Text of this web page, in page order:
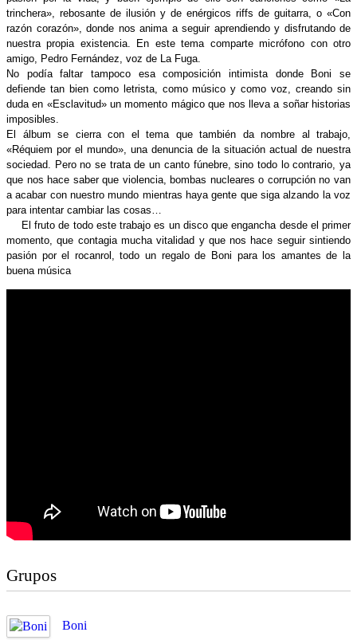
trinchera», rebosante de ilusión y de enérgicos riffs de guitarra, o «Con
razón corazón», donde nos anima a seguir aprendiendo y disfrutando de
nuestra propia existencia. En este tema comparte micrófono con otro
amigo, Pedro Fernández, voz de La Fuga.
No podía faltar tampoco esa composición intimista donde Boni se
defiende tan bien como letrista, como músico y como voz, creando sin
duda en «Esclavitud» un momento mágico que nos lleva a soñar historias
imposibles.
El álbum se cierra con el tema que también da nombre al trabajo,
«Réquiem por el mundo», una denuncia de la situación actual de nuestra
sociedad. Pero no se trata de un canto fúnebre, sino todo lo contrario, ya
que nos hace saber que violencia, bombas nucleares o corrupción no van
a acabar con nuestro mundo mientras haya gente que siga alzando la voz
para intentar cambiar las cosas…
El fruto de todo este trabajo es un disco que engancha desde el primer
momento, que contagia mucha vitalidad y que nos hace seguir sintiendo
pasión por el rocanrol, todo un regalo de Boni para los amantes de la
buena música
Grupos
Boni